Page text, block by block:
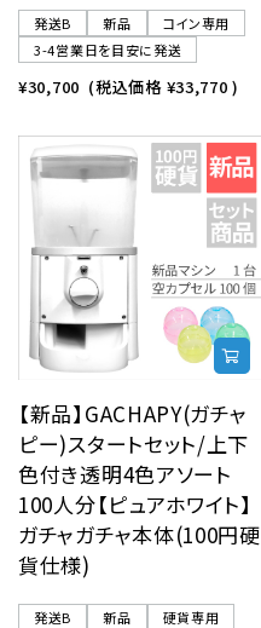
発送B 新品
コイン専用
3-4営業日を目安に発送
¥30,700 (税込価格 ¥33,770 )
【新品】GACHAPY(ガチャ
ピー)スタートセット/上下
色付き透明4色アソート
100人分【ピュアホワイト】
ガチャガチャ本体(100円硬
貨仕様)
発送B 新品
硬貨専用